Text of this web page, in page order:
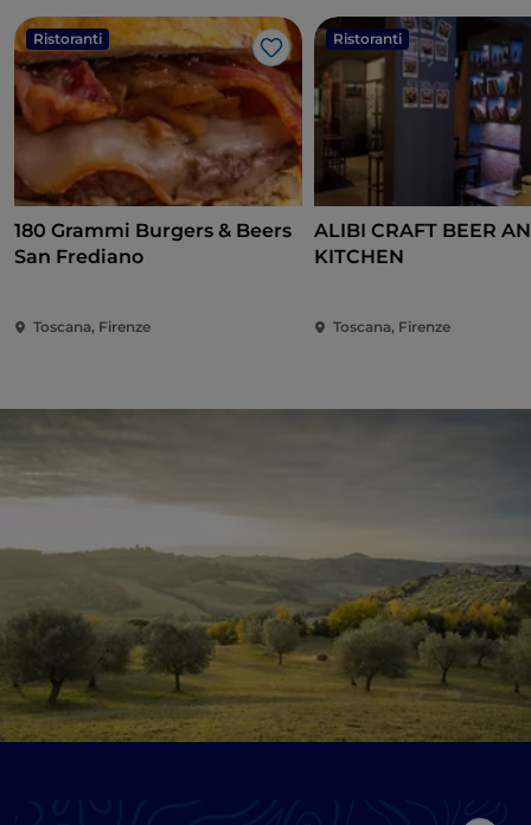
Ristoranti
Like
180 Grammi Burgers & Beers
San Frediano
Toscana, Firenze
Ristoranti
ALIBI CRAFT BEER
KITCHEN
Toscana, Firenze